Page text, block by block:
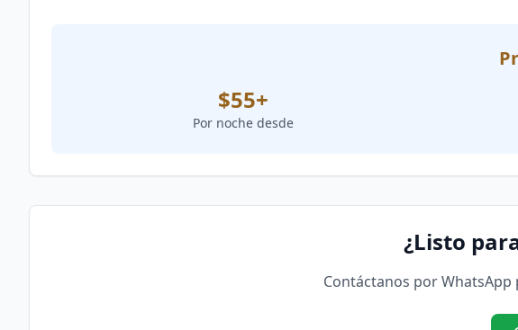
$55+
Por noche desde
¿Listo
Contáctanos por